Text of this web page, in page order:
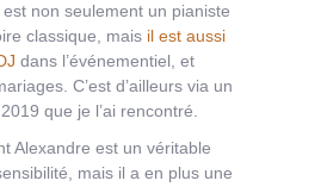
non seulement un pianiste
classique, mais il est aussi
dans l’événementiel, et
C’est d’ailleurs via un
que je l’ai rencontré.
Alexandre est un véritable
mais il a en plus une